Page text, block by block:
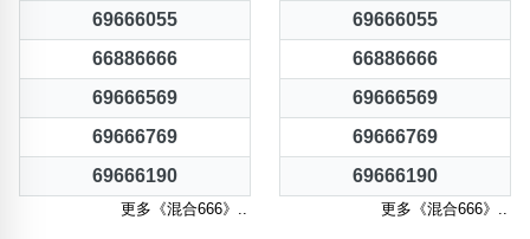
69666055
66886666
69666569
69666769
69666190
更多《混合666》..
69666055
66886666
69666569
69666769
69666190
更多《混合666》..